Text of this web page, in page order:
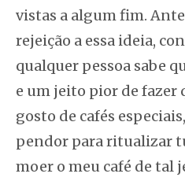
vistas a algum fim.
rejeição a essa ideia,
qualquer pessoa sabe
e um jeito pior de fazer
gosto de cafés
pendor para ritualizar
moer o meu café de tal